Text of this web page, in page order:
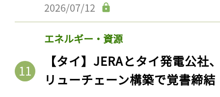
2026/07/12
エネルギー・資源
【タイ】JERAとタイ発電公社
リューチェーン構築で覚書締結